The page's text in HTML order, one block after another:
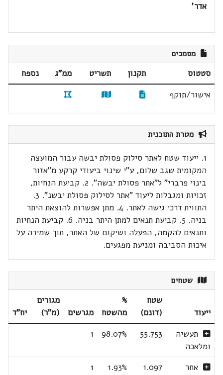
אדר'
מסמכים
סטטוס תקנון תשריט ממ"ג
נספח
אישור/תוקף
מטרת התוכנית
1. ייעוד שטח לאתר סילוק פסולת יבשה עבור המועצה
המקומית שגב שלום, ע"י שינוי ביעודי קרקע מ"אזור
בינוי פרברי" ל"אתר פסולת יבשה". 2. קביעת הנחיות,
זכויות ומגבלות ליעוד "אתר לסילוק פסולת יבשנ". 3.
התווית דרכי גישה לאתר. 4. מתן אפשרות להוצאת היתר
בניה. 5. קביעת תנאים למתן היתר בניה. 6. קביעת הנחיות
ותנאים להקמה, הפעלה ושיקום של האתר, תוך שמירה על
איכות הסביבה ומניעת מפגעים.
שטחים
ייעוד
שטח
(דונם)
%
מהשטח
מגרשים
מגורים
(מ"ר)
יח"ד
תעשיה
ומלאכה
55.753
98.07%
1
אחר 1.097
1.93%
1